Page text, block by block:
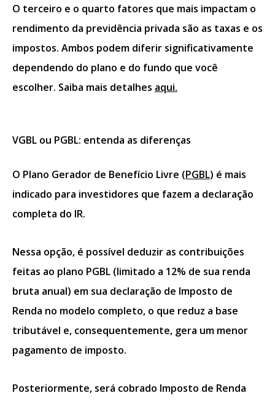
O terceiro e o quarto fatores que mais impactam o
rendimento da previdência privada são as taxas e os
impostos. Ambos podem diferir significativamente
dependendo do plano e do fundo que você
escolher. Saiba mais detalhes aqui.
VGBL ou PGBL: entenda as diferenças
O Plano Gerador de Benefício Livre (PGBL) é mais
indicado para investidores que fazem a declaração
completa do IR.
Nessa opção, é possível deduzir as contribuições
feitas ao plano PGBL (limitado a 12% de sua renda
bruta anual) em sua declaração de Imposto de
Renda no modelo completo, o que reduz a base
tributável e, consequentemente, gera um menor
pagamento de imposto.
Posteriormente, será cobrado Imposto de Renda